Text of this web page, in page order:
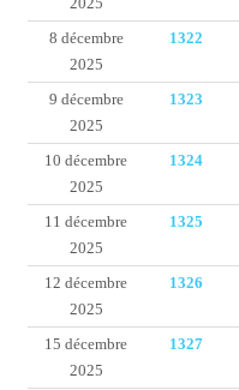
2025
8 décembre
2025
1322
9 décembre
2025
1323
10 décembre
2025
1324
11 décembre
2025
1325
12 décembre
2025
1326
15 décembre
2025
1327